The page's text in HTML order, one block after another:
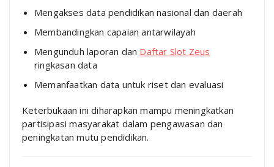
Mengakses data pendidikan nasional dan daerah
Membandingkan capaian antarwilayah
Mengunduh laporan dan Daftar Slot Zeus
ringkasan data
Memanfaatkan data untuk riset dan evaluasi
Keterbukaan ini diharapkan mampu meningkatkan
partisipasi masyarakat dalam pengawasan dan
peningkatan mutu pendidikan.